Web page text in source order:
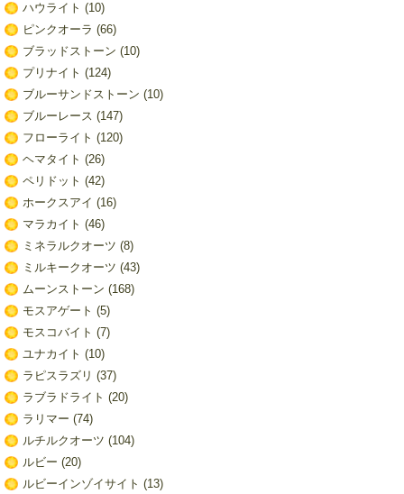
ハウライト (10)
ピンクオーラ (66)
ブラッドストーン (10)
プリナイト (124)
ブルーサンドストーン (10)
ブルーレース (147)
フローライト (120)
ヘマタイト (26)
ペリドット (42)
ホークスアイ (16)
マラカイト (46)
ミネラルクオーツ (8)
ミルキークオーツ (43)
ムーンストーン (168)
モスアゲート (5)
モスコバイト (7)
ユナカイト (10)
ラピスラズリ (37)
ラブラドライト (20)
ラリマー (74)
ルチルクオーツ (104)
ルビー (20)
ルビーインゾイサイト (13)